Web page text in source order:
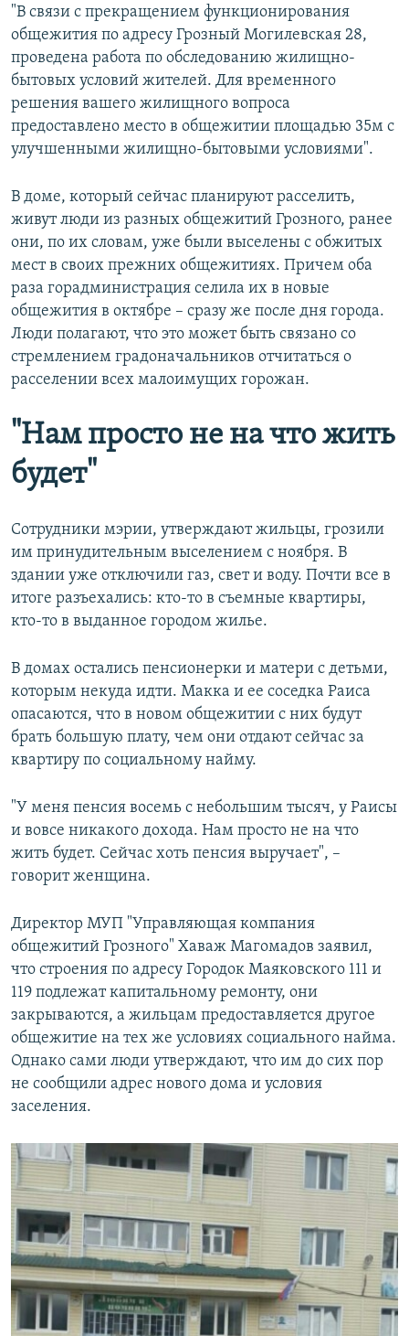
"В связи с прекращением функционирования
общежития по адресу Грозный Могилевская 28,
проведена работа по обследованию жилищно-
бытовых условий жителей. Для временного
решения вашего жилищного вопроса
предоставлено место в общежитии площадью 35м с
улучшенными жилищно-бытовыми условиями".
В доме, который сейчас планируют расселить,
живут люди из разных общежитий Грозного, ранее
они, по их словам, уже были выселены с обжитых
мест в своих прежних общежитиях. Причем оба
раза горадминистрация селила их в новые
общежития в октябре – сразу же после дня города.
Люди полагают, что это может быть связано со
стремлением градоначальников отчитаться о
расселении всех малоимущих горожан.
"Нам просто не на что жить
будет"
Сотрудники мэрии, утверждают жильцы, грозили
им принудительным выселением с ноября. В
здании уже отключили газ, свет и воду. Почти все в
итоге разъехались: кто-то в съемные квартиры,
кто-то в выданное городом жилье.
В домах остались пенсионерки и матери с детьми,
которым некуда идти. Макка и ее соседка Раиса
опасаются, что в новом общежитии с них будут
брать большую плату, чем они отдают сейчас за
квартиру по социальному найму.
"У меня пенсия восемь с небольшим тысяч, у Раисы
и вовсе никакого дохода. Нам просто не на что
жить будет. Сейчас хоть пенсия выручает", –
говорит женщина.
Директор МУП "Управляющая компания
общежитий Грозного" Хаваж Магомадов заявил,
что строения по адресу Городок Маяковского 111 и
119 подлежат капитальному ремонту, они
закрываются, а жильцам предоставляется другое
общежитие на тех же условиях социального найма.
Однако сами люди утверждают, что им до сих пор
не сообщили адрес нового дома и условия
заселения.